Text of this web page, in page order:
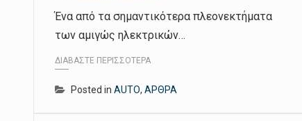
Ένα από τα σημαντικότερα πλεονεκτήματα
των αμιγώς ηλεκτρικών…
ΔΙΑΒΆΣΤΕ ΠΕΡΙΣΣΌΤΕΡΑ
Posted in AUTO, ΑΡΘΡΑ